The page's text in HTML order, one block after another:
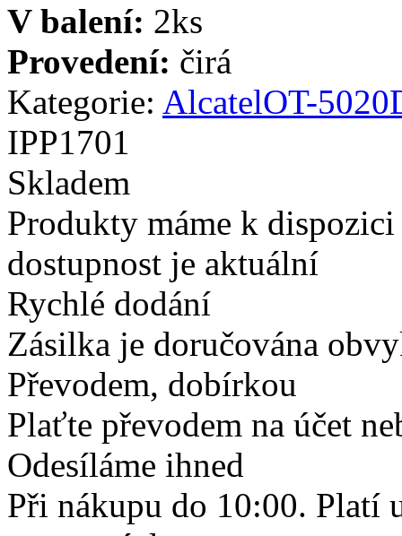
V balení: 2ks
Provedení: čirá
Kategorie: AlcatelOT-
IPP1701
Skladem
Produkty máme k
dostupnost je aktuální
Rychlé dodání
Zásilka je doručována
Převodem, dobírkou
Plaťte převodem na účet
Odesíláme ihned
Při nákupu do 10:00. Platí